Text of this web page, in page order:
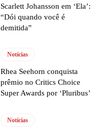
Scarlett Johansson em ‘Ela’:
“Dói quando você é
demitida”
Notícias
Rhea Seehorn conquista
prêmio no Critics Choice
Super Awards por ‘Pluribus’
Notícias